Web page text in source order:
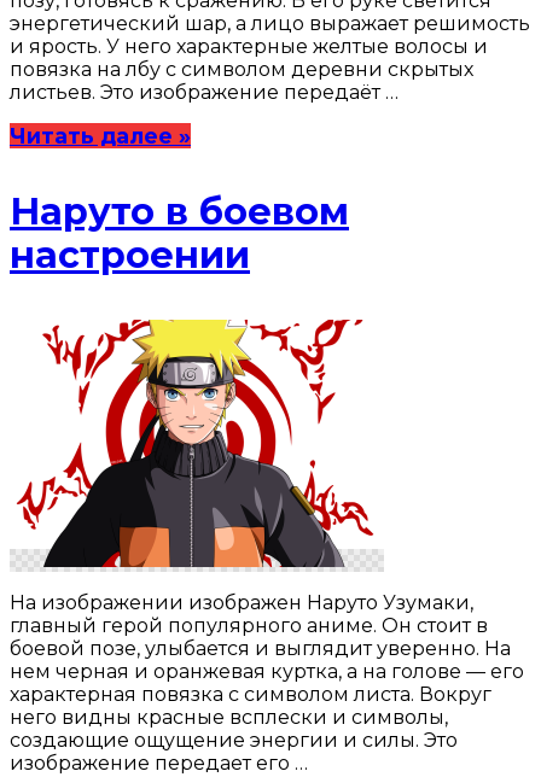
энергетический шар, а лицо выражает решимость
и ярость. У него характерные желтые волосы и
повязка на лбу с символом деревни скрытых
листьев. Это изображение передаёт …
Читать далее »
Наруто в боевом
настроении
На изображении изображен Наруто Узумаки,
главный герой популярного аниме. Он стоит в
боевой позе, улыбается и выглядит уверенно. На
нем черная и оранжевая куртка, а на голове — его
характерная повязка с символом листа. Вокруг
него видны красные всплески и символы,
создающие ощущение энергии и силы. Это
изображение передает его …